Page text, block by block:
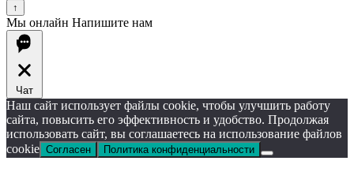
↑
Мы онлайн Напишите нам
Чат
Наш сайт использует файлы cookie, чтобы улучшить работу
сайта, повысить его эффективность и удобство. Продолжая
использовать сайт, вы соглашаетесь на использование файлов
cookie Согласен Политика конфиденциальности